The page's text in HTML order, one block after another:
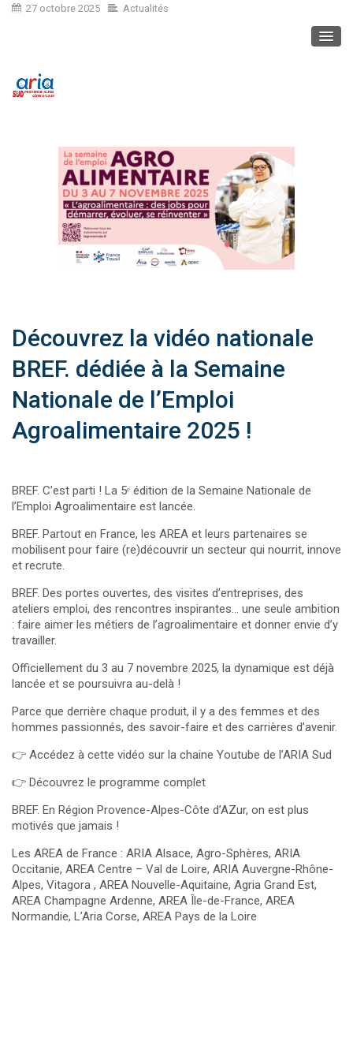
27 octobre 2025 Actualités
Découvrez la vidéo nationale
BREF. dédiée à la Semaine
Nationale de l’Emploi
Agroalimentaire 2025 !
BREF. C’est parti ! La 5ᵉ édition de la Semaine Nationale de
l’Emploi Agroalimentaire est lancée.
BREF. Partout en France, les AREA et leurs partenaires se
mobilisent pour faire (re)découvrir un secteur qui nourrit, innove
et recrute.
BREF. Des portes ouvertes, des visites d’entreprises, des
ateliers emploi, des rencontres inspirantes… une seule ambition
: faire aimer les métiers de l’agroalimentaire et donner envie d’y
travailler.
Officiellement du 3 au 7 novembre 2025, la dynamique est déjà
lancée et se poursuivra au-delà !
Parce que derrière chaque produit, il y a des femmes et des
hommes passionnés, des savoir-faire et des carrières d’avenir.
👉 Accédez à cette vidéo sur la chaine Youtube de l’ARIA Sud
👉 Découvrez le programme complet
BREF. En Région Provence-Alpes-Côte d’AZur, on est plus
motivés que jamais !
Les AREA de France : ARIA Alsace, Agro-Sphères, ARIA
Occitanie, AREA Centre – Val de Loire, ARIA Auvergne-Rhône-
Alpes, Vitagora , AREA Nouvelle-Aquitaine, Agria Grand Est,
AREA Champagne Ardenne, AREA Île-de-France, AREA
Normandie, L’Aria Corse, AREA Pays de la Loire